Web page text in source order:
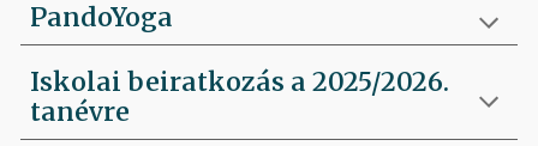
PandoYoga
Iskolai beiratkozás a 2025/2026.
tanévre